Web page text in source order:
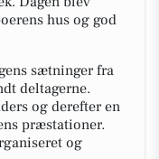
hus og god
sætninger fra
deltagerne.
og derefter en
præstationer.
og